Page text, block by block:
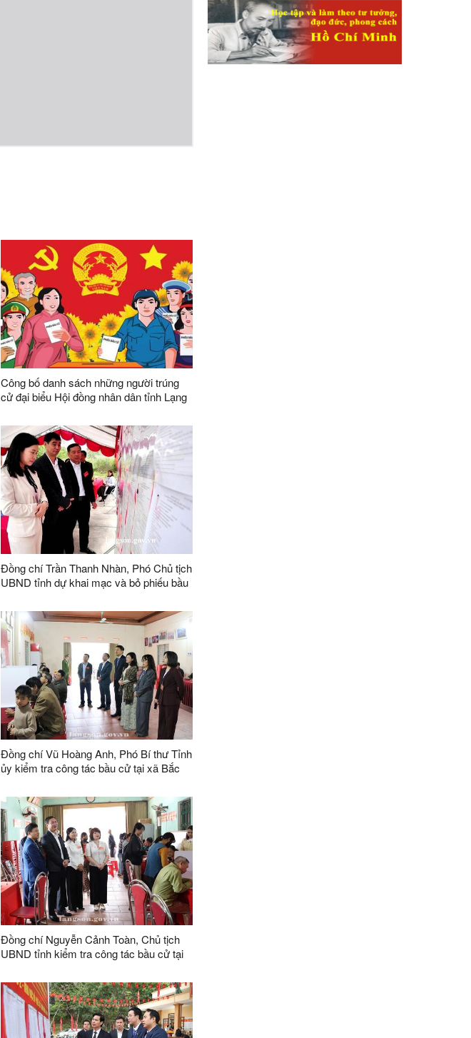
Công bố danh sách những người trúng
cử đại biểu Hội đồng nhân dân tỉnh Lạng
Đồng chí Trần Thanh Nhàn, Phó Chủ tịch
UBND tỉnh dự khai mạc và bỏ phiếu bầu
HĐND các cấp nhiệm kỳ 2026 – 2031 tại
xã Na Dương
Đồng chí Vũ Hoàng Anh, Phó Bí thư Tỉnh
ủy kiểm tra công tác bầu cử tại xã Bắc
Đồng chí Nguyễn Cảnh Toàn, Chủ tịch
UBND tỉnh kiểm tra công tác bầu cử tại
giao thông vận tải